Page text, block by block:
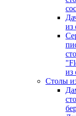
из
из
Столы